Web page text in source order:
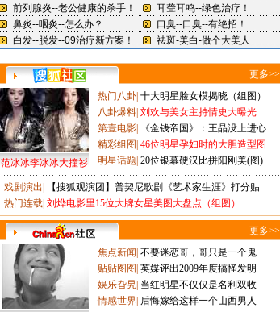
更多>>
范冰冰李冰冰大撞衫
热门八卦 十大明星脸女模揭晓（组图）
八卦爆料 刘欢与美女主持情史大曝光
第壹电影
《金钱帝国》：王晶没上进心
精彩组图 46位明星孕妇时的大胆造型图
明星话题 20位银幕硬汉比拼阳刚美(图)
戏剧演出
【搜狐观演团】普契尼歌剧《艺术家生涯》打分贴
热门连载 刘烨电影里15位大牌女星美图大盘点（组图）
更多>>
焦点新闻 不要迷恋哥，哥只是一个鬼
贴贴图图 英媒评出2009年度搞怪发明
娱乐旮旯 当红明星不仅仅是名利双收
情感世界 后悔嫁给这样一个山西男人